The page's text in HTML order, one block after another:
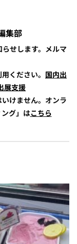
集部
せします。メルマ
ください。 国内出
展支援
けません。オンラ
グ」はこちら